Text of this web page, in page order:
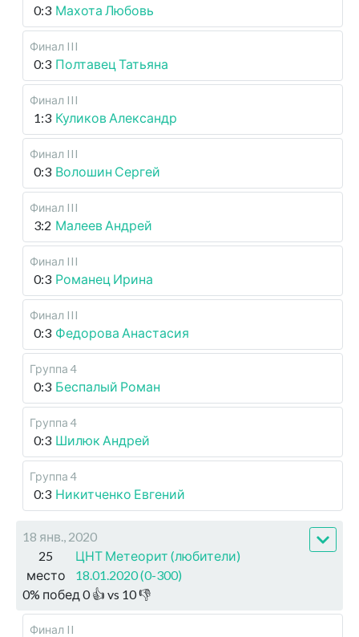
0:3 Махота Любовь
Финал III
0:3 Полтавец Татьяна
Финал III
1:3 Куликов Александр
Финал III
0:3 Волошин Сергей
Финал III
3:2 Малеев Андрей
Финал III
0:3 Романец Ирина
Финал III
0:3 Федорова Анастасия
Группа 4
0:3 Беспалый Роман
Группа 4
0:3 Шилюк Андрей
Группа 4
0:3 Никитченко Евгений
18 янв., 2020
25
место
ЦНТ Метеорит (любители)
18.01.2020 (0-300)
0% побед 0👍 vs 10👎
Финал II